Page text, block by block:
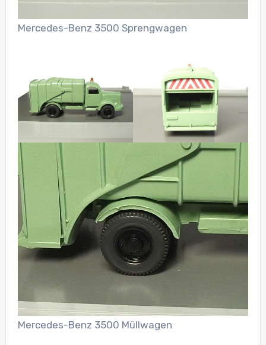
Mercedes-Benz 3500 Sprengwagen
Mercedes-Benz 3500 Müllwagen